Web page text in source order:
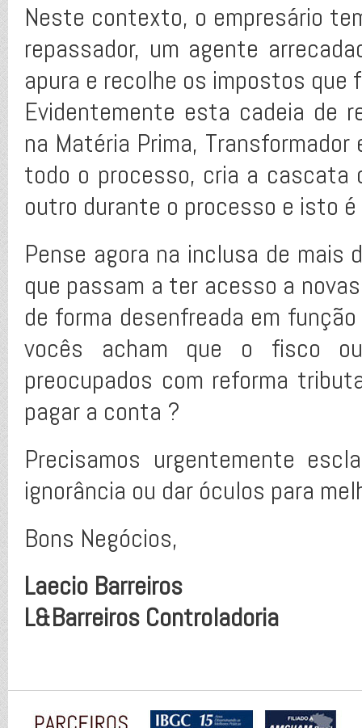
Neste contexto, o empresário
repassador, um agente
apura e recolhe os impostos que
Evidentemente esta cadeia de
na Matéria Prima,
todo o processo, cria a cascata
outro durante o processo e isto
Pense agora na inclusa de mais
que passam a ter acesso a
de forma desenfreada em
vocês acham que o fisco
preocupados com reforma
pagar a conta ?
Precisamos urgentemente
ignorância ou dar óculos para
Bons Negócios,
Laecio Barreiros
L&Barreiros Controladoria